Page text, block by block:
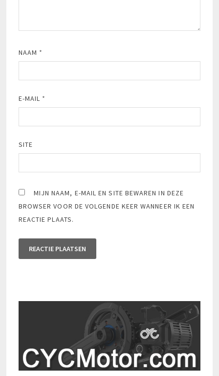
NAAM *
E-MAIL *
SITE
MIJN NAAM, E-MAIL EN SITE BEWAREN IN DEZE
BROWSER VOOR DE VOLGENDE KEER WANNEER IK EEN
REACTIE PLAATS.